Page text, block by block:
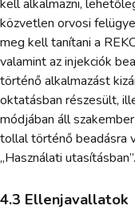
kell alkalmazni,
közvetlen orvosi
meg kell tanítani a
valamint az injekciók
történő alkalmazást
oktatásban részesült,
módjában áll
tollal történő beadásra
„Használati utasításban”.
4.3 Ellenjavallatok